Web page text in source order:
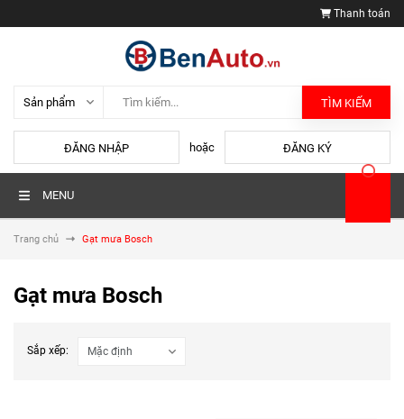
Thanh toán
TÌM KIẾM
ĐĂNG NHẬP hoặc ĐĂNG KÝ
MENU
Trang chủ Gạt mưa Bosch
Gạt mưa Bosch
Sắp xếp: